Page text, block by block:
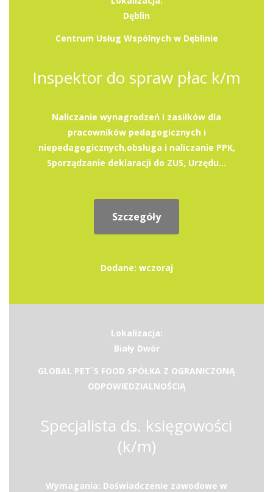
Dęblin
Centrum Usług Wspólnych w Dęblinie
Inspektor do spraw płac k/m
Naliczanie wynagrodzeń i zasiłków dla
pracowników pedagogicznych i
niepedagogicznych,obsługa i naliczanie PPK,
Sporządzanie deklaracji do ZUS, Urzędu...
Szczegóły
Dodane: wczoraj
Lokalizacja:
Biały Dwór
GLOBAL PET`S FOOD SPÓŁKA Z OGRANICZONĄ
ODPOWIEDZIALNOŚCIĄ
Specjalista ds. księgowości
(k/m)
Wymagania: Doświadczenie zawodowe w